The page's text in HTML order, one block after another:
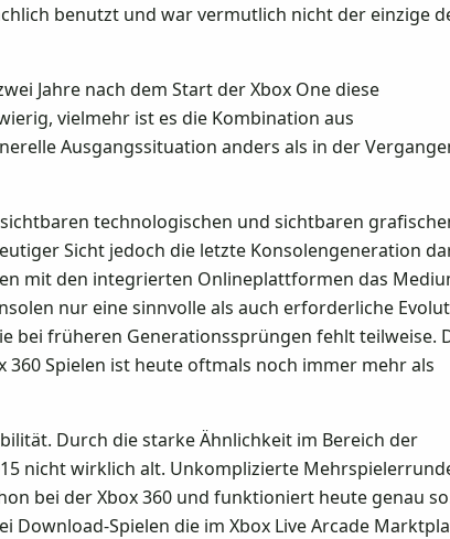
benutzt und war vermutlich nicht der einzige
Jahre nach dem Start der Xbox One diese
vielmehr ist es die Kombination aus
Ausgangssituation anders als in der
technologischen und sichtbaren
Sicht jedoch die letzte Konsolengeneration
mit den integrierten Onlineplattformen das
nur eine sinnvolle als auch erforderliche
bei früheren Generationssprüngen fehlt teilweise.
Spielen ist heute oftmals noch immer mehr als
Durch die starke Ähnlichkeit im Bereich der
nicht wirklich alt. Unkomplizierte
bei der Xbox 360 und funktioniert heute genau
Spielen die im Xbox Live Arcade